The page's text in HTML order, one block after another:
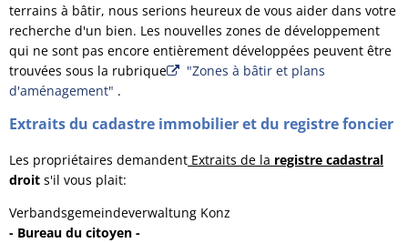
terrains à bâtir, nous serions heureux de vous aider dans votre
recherche d'un bien. Les nouvelles zones de développement
qui ne sont pas encore entièrement développées peuvent être
trouvées sous la rubrique
"Zones à bâtir et plans
d'aménagement" .
Extraits du cadastre immobilier et du registre foncier
Les propriétaires demandent Extraits de la registre cadastral
droit s'il vous plait:
Verbandsgemeindeverwaltung Konz
- Bureau du citoyen -